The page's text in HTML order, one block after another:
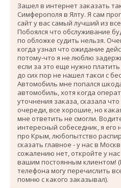
Зашел в интернет заказать
Симферополя в Ялту. Я сам
сайт у вас самый лучший из
Побоялся что обслуживание
по обложке судить нельзя.
когда узнал что ожидание
потому-что я не люблю
если за это еще нужно
до сих пор не нашел такси с
Автомобиль мне попался
автомобиль, хотя когда
уточнения заказа, сказала
очереди, все хорошие, но
мне ответить не смогли.
интересный собеседник, я
про Крым, любопытство
сказать главное - у нас в
сожалению нет, откройте у
вашим постоянным клиентом!
телефона могу перечислить
помню с какого заказывал).